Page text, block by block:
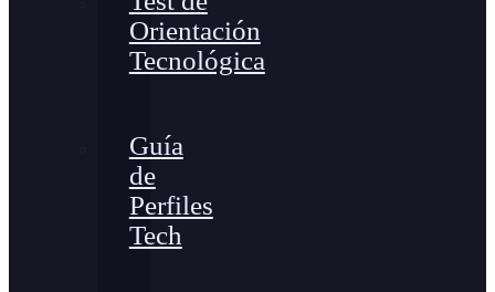
Orientación
Tecnológica
Guía
de
Perfiles
Tech